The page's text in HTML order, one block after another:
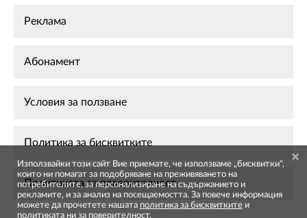
Реклама
Абонамент
Условия за ползване
Политика за бисквитките
Политиката за поверителност
Използвайки този сайт Вие приемате, че използваме „бисквитки",
които ни помагат за подобряване на преживяването на
потребителите, за персонализиране на съдържанието и
рекламите, и за анализ на посещаемостта. За повече информация
можете да прочетете нашата политика за бисквитките и
политиката ни за поверителност.